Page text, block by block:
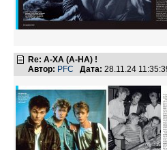
Re: А-ХА (A-HA) !
Автор: PFC Дата: 28.11.24